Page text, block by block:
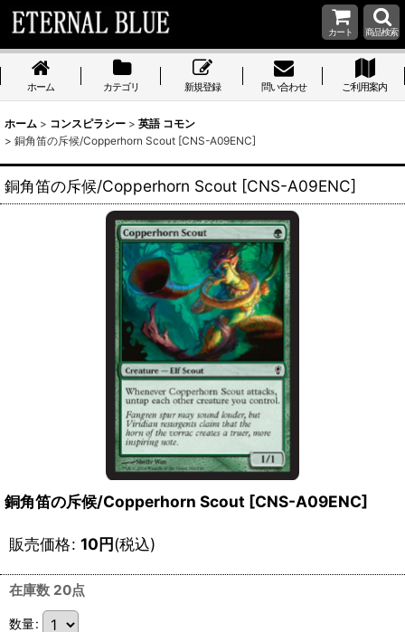
カート 商品検索
ホーム カテゴリ 新規登録 問い合わせ ご利用案内
ホーム > コンスピラシー > 英語 コモン
> 銅角笛の斥候/Copperhorn Scout [CNS-A09ENC]
銅角笛の斥候/Copperhorn Scout [CNS-A09ENC]
銅角笛の斥候/Copperhorn Scout [CNS-A09ENC]
販売価格: 10円(税込)
在庫数 20点
数量: